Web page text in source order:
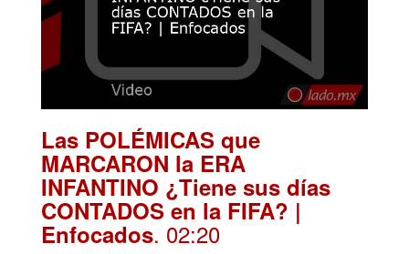
Las POLÉMICAS que
MARCARON la ERA
INFANTINO ¿Tiene sus días
CONTADOS en la FIFA? |
Enfocados. 02:20